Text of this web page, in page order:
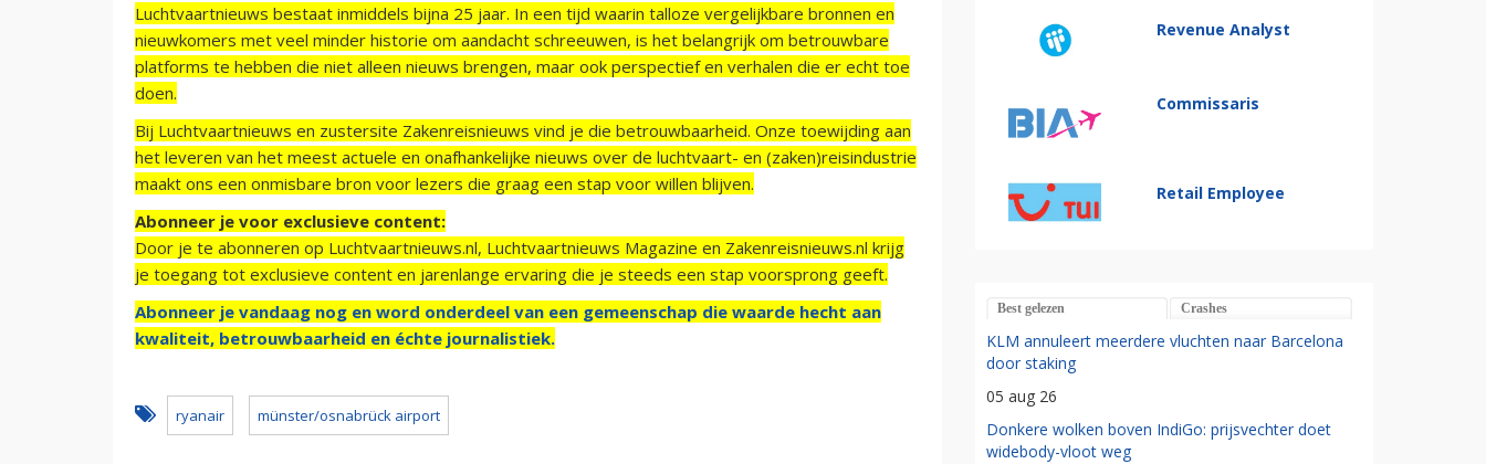
Luchtvaartnieuws bestaat inmiddels bijna 25 jaar. In een tijd waarin talloze vergelijkbare bronnen en
nieuwkomers met veel minder historie om aandacht schreeuwen, is het belangrijk om betrouwbare
platforms te hebben die niet alleen nieuws brengen, maar ook perspectief en verhalen die er echt toe
doen.
Bij Luchtvaartnieuws en zustersite Zakenreisnieuws vind je die betrouwbaarheid. Onze toewijding aan
het leveren van het meest actuele en onafhankelijke nieuws over de luchtvaart- en (zaken)reisindustrie
maakt ons een onmisbare bron voor lezers die graag een stap voor willen blijven.
Abonneer je voor exclusieve content:
Door je te abonneren op Luchtvaartnieuws.nl, Luchtvaartnieuws Magazine en Zakenreisnieuws.nl krijg
je toegang tot exclusieve content en jarenlange ervaring die je steeds een stap voorsprong geeft.
Abonneer je vandaag nog en word onderdeel van een gemeenschap die waarde hecht aan
kwaliteit, betrouwbaarheid en échte journalistiek.
ryanair münster/osnabrück airport
Revenue Analyst
Commissaris
Retail Employee
Best gelezen Crashes
KLM annuleert meerdere vluchten naar Barcelona
door staking
05 aug 26
Donkere wolken boven IndiGo: prijsvechter doet
widebody-vloot weg